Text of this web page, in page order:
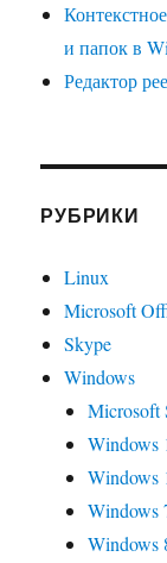
и папок в
Редактор
РУБРИКИ
Linux
Microsoft
Skype
Windows
Microsoft
Windows
Windows
Windows
Windows